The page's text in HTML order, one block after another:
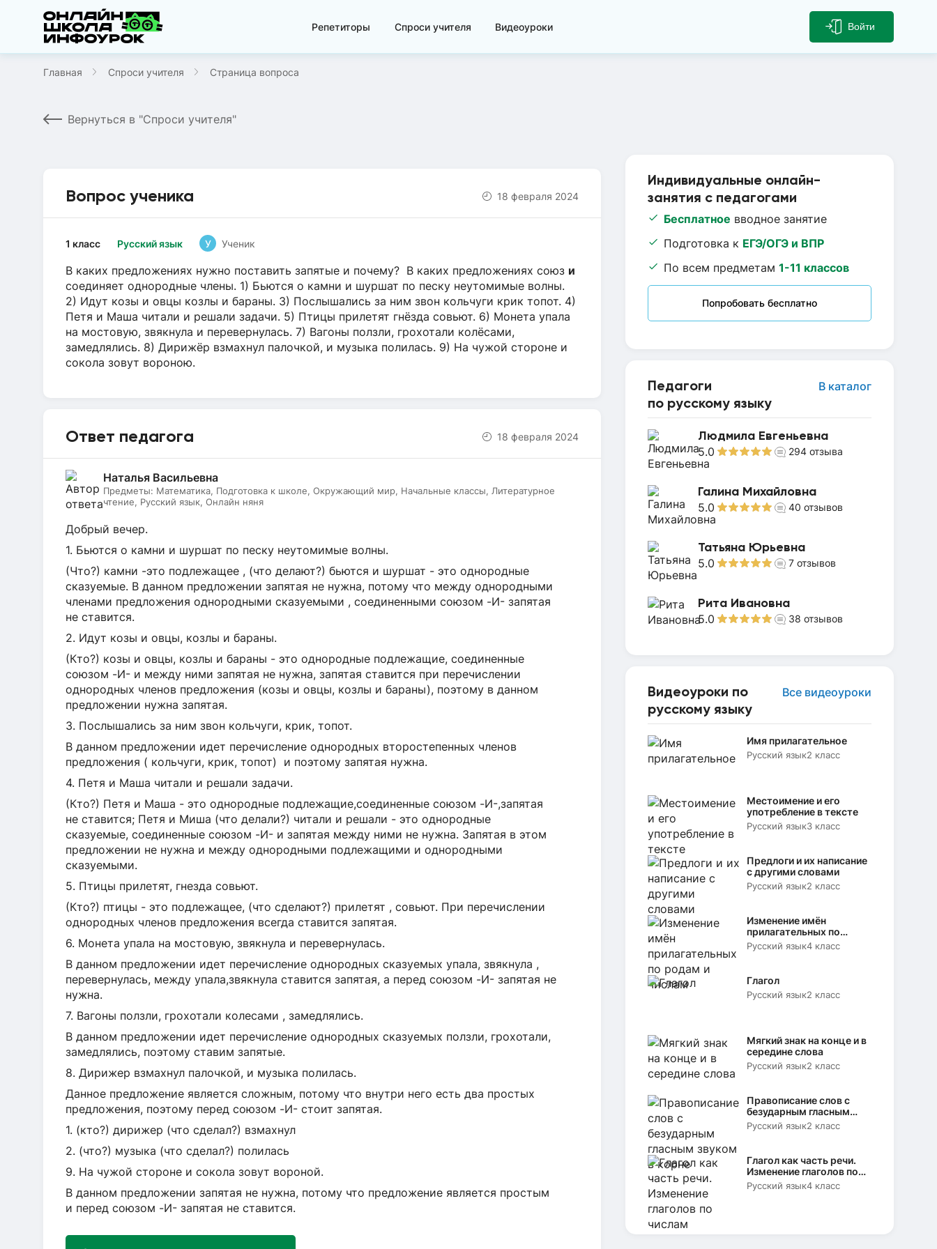
Репетиторы Спроси учителя Видеоуроки Войти
Главная Спроси учителя Страница вопроса
Вернуться в "Спроси учителя"
Индивидуальные онлайн-
занятия с педагогами
Бесплатное вводное занятие
Подготовка к ЕГЭ/ОГЭ и ВПР
По всем предметам 1-11 классов
Попробовать бесплатно
Педагоги
по русскому языку
В каталог
Людмила Евгеньевна
5.0 294 отзыва
Галина Михайловна
5.0 40 отзывов
Татьяна Юрьевна
5.0 7 отзывов
Рита Ивановна
5.0 38 отзывов
Видеоуроки по
русскому языку
Все видеоуроки
Имя прилагательное
Русский язык2 класс
Местоимение и его
употребление в тексте
Русский язык3 класс
Предлоги и их написание
с другими словами
Русский язык2 класс
Изменение имён
прилагательных по
родам и числам
Русский язык4 класс
Глагол
Русский язык2 класс
Мягкий знак на конце и в
середине слова
Русский язык2 класс
Правописание слов с
безударным гласным
звуком в корне
Русский язык2 класс
Глагол как часть речи.
Изменение глаголов по
числам
Русский язык4 класс
Вопрос ученика 18 февраля 2024
Русский язык
1 класс У Ученик
В каких предложениях нужно поставить запятые и почему? В каких предложениях союз и
соединяет однородные члены. 1) Бьются о камни и шуршат по песку неутомимые волны.
2) Идут козы и овцы козлы и бараны. 3) Послышались за ним звон кольчуги крик топот. 4)
Петя и Маша читали и решали задачи. 5) Птицы прилетят гнёзда совьют. 6) Монета упала
на мостовую, звякнула и перевернулась. 7) Вагоны ползли, грохотали колёсами,
замедлялись. 8) Дирижёр взмахнул палочкой, и музыка полилась. 9) На чужой стороне и
сокола зовут вороною.
Ответ педагога 18 февраля 2024
Наталья Васильевна
Предметы: Математика, Подготовка к школе, Окружающий мир, Начальные классы, Литературное
чтение, Русский язык, Онлайн няня
Добрый вечер.
1. Бьются о камни и шуршат по песку неутомимые волны.
(Что?) камни -это подлежащее , (что делают?) бьются и шуршат - это однородные
сказуемые. В данном предложении запятая не нужна, потому что между однородными
членами предложения однородными сказуемыми , соединенными союзом -И- запятая
не ставится.
2. Идут козы и овцы, козлы и бараны.
(Кто?) козы и овцы, козлы и бараны - это однородные подлежащие, соединенные
союзом -И- и между ними запятая не нужна, запятая ставится при перечислении
однородных членов предложения (козы и овцы, козлы и бараны), поэтому в данном
предложении нужна запятая.
3. Послышались за ним звон кольчуги, крик, топот.
В данном предложении идет перечисление однородных второстепенных членов
предложения ( кольчуги, крик, топот) и поэтому запятая нужна.
4. Петя и Маша читали и решали задачи.
(Кто?) Петя и Маша - это однородные подлежащие,соединенные союзом -И-,запятая
не ставится; Петя и Миша (что делали?) читали и решали - это однородные
сказуемые, соединенные союзом -И- и запятая между ними не нужна. Запятая в этом
предложении не нужна и между однородными подлежащими и однородными
сказуемыми.
5. Птицы прилетят, гнезда совьют.
(Кто?) птицы - это подлежащее, (что сделают?) прилетят , совьют. При перечислении
однородных членов предложения всегда ставится запятая.
6. Монета упала на мостовую, звякнула и перевернулась.
В данном предложении идет перечисление однородных сказуемых упала, звякнула ,
перевернулась, между упала,звякнула ставится запятая, а перед союзом -И- запятая не
нужна.
7. Вагоны ползли, грохотали колесами , замедлялись.
В данном предложении идет перечисление однородных сказуемых ползли, грохотали,
замедлялись, поэтому ставим запятые.
8. Дирижер взмахнул палочкой, и музыка полилась.
Данное предложение является сложным, потому что внутри него есть два простых
предложения, поэтому перед союзом -И- стоит запятая.
1. (кто?) дирижер (что сделал?) взмахнул
2. (что?) музыка (что сделал?) полилась
9. На чужой стороне и сокола зовут вороной.
В данном предложении запятая не нужна, потому что предложение является простым
и перед союзом -И- запятая не ставится.